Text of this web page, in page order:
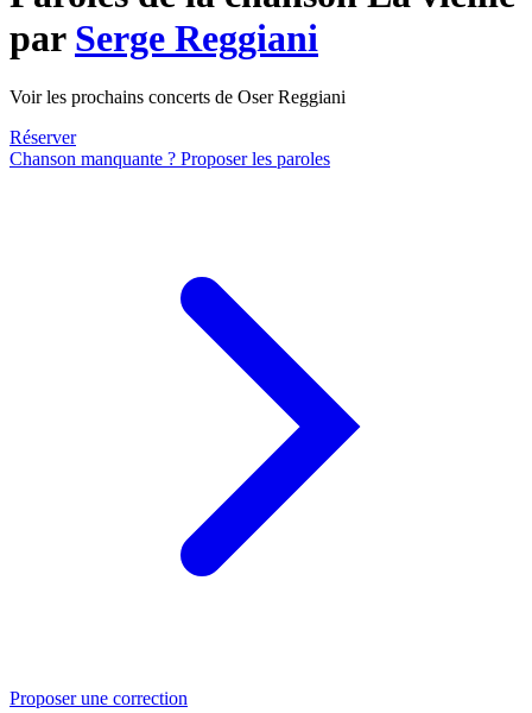
par Serge Reggiani
Voir les prochains concerts de Oser Reggiani
Réserver
Chanson manquante ? Proposer les paroles
Proposer une correction